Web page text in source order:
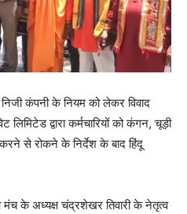
कंपनी के नियम को लेकर विवाद
लिमिटेड द्वारा कर्मचारियों को कंगन, चूड़ी
से रोकने के निर्देश के बाद हिंदू
के अध्यक्ष चंद्रशेखर तिवारी के नेतृत्व